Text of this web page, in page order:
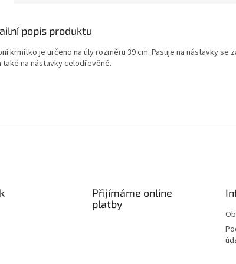
popis produktu
krmítko je určeno na úly rozměru 39 cm. Pasuje na nástavky se
také na nástavky celodřevěné.
Přijímáme online
platby